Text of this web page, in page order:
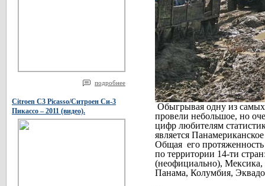
подробнее
Citroen C3 Picasso/Ситроен Си-3
Пикассо – 2011 (видео).
Обыгрывая одну из
провели небольшое, но
цифр любителям
является
Общая его
по территории 14-ти
(неофициально), Мексика,
Панама, Колумбия,